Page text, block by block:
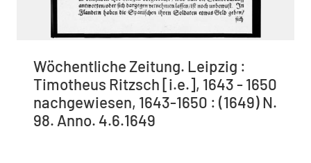
Wöchentliche Zeitung. Leipzig :
Timotheus Ritzsch [i.e.], 1643 - 1650
nachgewiesen, 1643-1650 : (1649) N.
98. Anno. 4.6.1649